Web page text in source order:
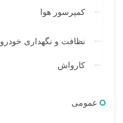
کمپرسور هوا
نظافت و نگهداری خودرو
کارواش
عمومی